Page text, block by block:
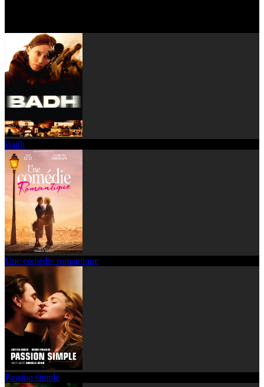
Badh
Une comédie romantique
Passion simple